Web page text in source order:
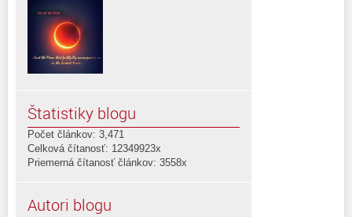
Štatistiky blogu
Počet článkov: 3,471
Celková čítanosť: 12349923x
Priemerná čítanosť článkov: 3558x
Autori blogu